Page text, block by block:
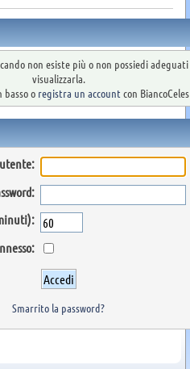
non esiste più o non possiedi
visualizzarla.
basso o registra un account con
Smarrito la password?